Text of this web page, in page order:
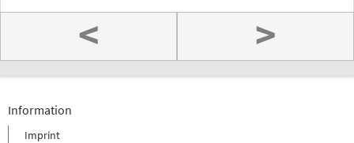
< >
Information
Imprint